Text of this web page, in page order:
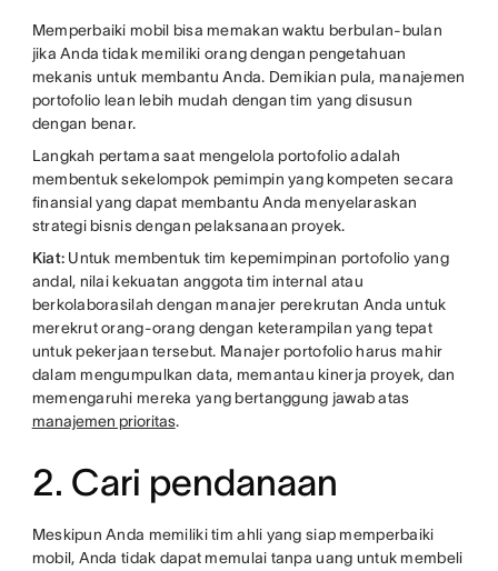
Memperbaiki mobil bisa memakan waktu berbulan-bulan
jika Anda tidak memiliki orang dengan pengetahuan
mekanis untuk membantu Anda. Demikian pula, manajemen
portofolio lean lebih mudah dengan tim yang disusun
dengan benar.
Langkah pertama saat mengelola portofolio adalah
membentuk sekelompok pemimpin yang kompeten secara
finansial yang dapat membantu Anda menyelaraskan
strategi bisnis dengan pelaksanaan proyek.
Kiat: Untuk membentuk tim kepemimpinan portofolio yang
andal, nilai kekuatan anggota tim internal atau
berkolaborasilah dengan manajer perekrutan Anda untuk
merekrut orang-orang dengan keterampilan yang tepat
untuk pekerjaan tersebut. Manajer portofolio harus mahir
dalam mengumpulkan data, memantau kinerja proyek, dan
memengaruhi mereka yang bertanggung jawab atas
manajemen prioritas.
2. Cari pendanaan
Meskipun Anda memiliki tim ahli yang siap memperbaiki
mobil, Anda tidak dapat memulai tanpa uang untuk membeli